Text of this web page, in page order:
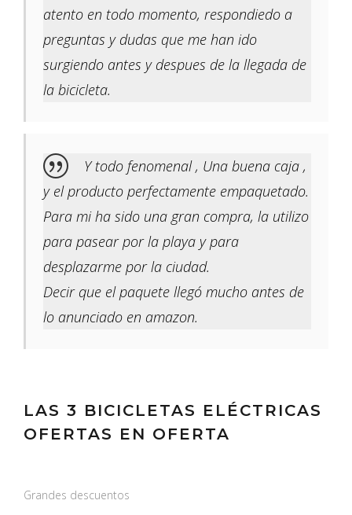
atento en todo momento, respondiedo a
preguntas y dudas que me han ido
surgiendo antes y despues de la llegada de
la bicicleta.
Y todo fenomenal , Una buena caja ,
y el producto perfectamente empaquetado.
Para mi ha sido una gran compra, la utilizo
para pasear por la playa y para
desplazarme por la ciudad.
Decir que el paquete llegó mucho antes de
lo anunciado en amazon.
LAS 3 BICICLETAS ELÉCTRICAS
OFERTAS EN OFERTA
Grandes descuentos